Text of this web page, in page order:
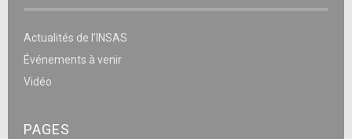
Actualités de l’INSAS
Événements à venir
Vidéo
PAGES